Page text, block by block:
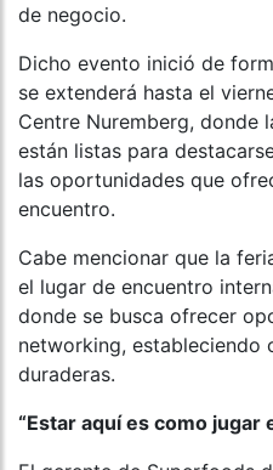
de negocio.
Dicho evento inició de
se extenderá hasta el
Centre Nuremberg, donde
están listas para
las oportunidades que
encuentro.
Cabe mencionar que la
el lugar de encuentro
donde se busca ofrecer
networking, estableciendo
duraderas.
“Estar aquí es como jugar